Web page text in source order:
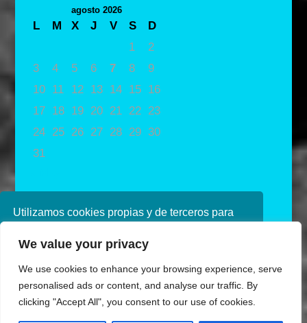
Utilizamos cookies propias y de terceros para
navegando, consideramos que acepta su uso.
política de cookies consulte nuestra
Política de
privacidad
We value your privacy
We use cookies to enhance your browsing experience, serve
personalised ads or content, and analyse our traffic. By
clicking "Accept All", you consent to our use of cookies.
agosto 2026
L M X J V S
D
1
2
3
4 5 6 7 8
9
10
11 12 13 14 15
16
17
18 19 20 21 22
23
24
25 26 27 28 29 30
31